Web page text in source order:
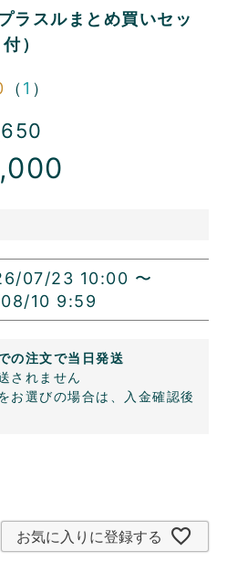
ラスルまとめ買いセッ
）
（ 1 ）
07/23 10:00 〜
10 9:59
の注文で当日発送
されません
お選びの場合は、入金確認後
お気に入りに登録する